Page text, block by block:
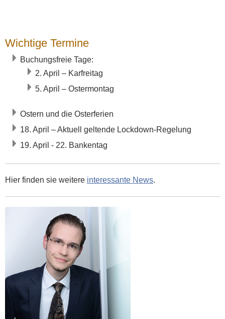
Wichtige Termine
Buchungsfreie Tage:
2. April – Karfreitag
5. April – Ostermontag
Ostern und die Osterferien
18. April – Aktuell geltende Lockdown-Regelung
19. April - 22. Bankentag
Hier finden sie weitere interessante News.